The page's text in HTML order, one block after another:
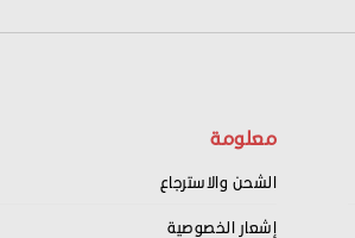
معلومة
الشحن والاسترجاع
إشعار الخصوصية